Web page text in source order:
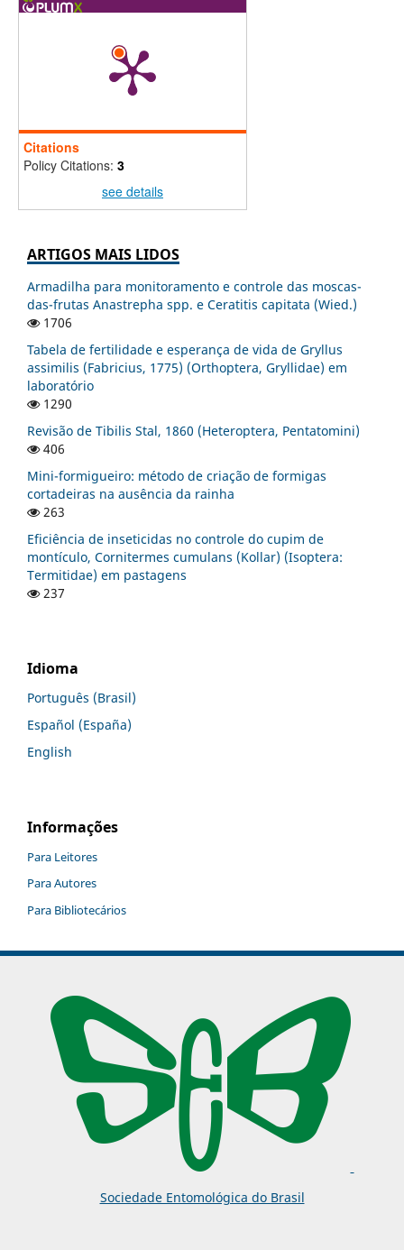
Citations
Policy Citations: 3
see details
ARTIGOS MAIS LIDOS
Armadilha para monitoramento e controle das moscas-
das-frutas Anastrepha spp. e Ceratitis capitata (Wied.)
1706
Tabela de fertilidade e esperança de vida de Gryllus
assimilis (Fabricius, 1775) (Orthoptera, Gryllidae) em
laboratório
1290
Revisão de Tibilis Stal, 1860 (Heteroptera, Pentatomini)
406
Mini-formigueiro: método de criação de formigas
cortadeiras na ausência da rainha
263
Eficiência de inseticidas no controle do cupim de
montículo, Cornitermes cumulans (Kollar) (Isoptera:
Termitidae) em pastagens
237
Idioma
Português (Brasil)
Español (España)
English
Informações
Para Leitores
Para Autores
Para Bibliotecários
Sociedade Entomológica do Brasil